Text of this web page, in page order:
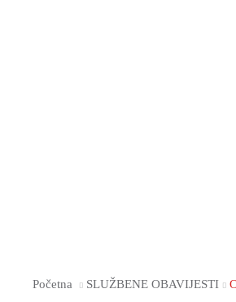
Početna SLUŽBENE OBAVIJESTI